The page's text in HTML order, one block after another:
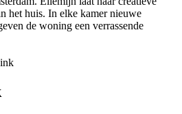
het huis. In elke kamer nieuwe
de woning een verrassende